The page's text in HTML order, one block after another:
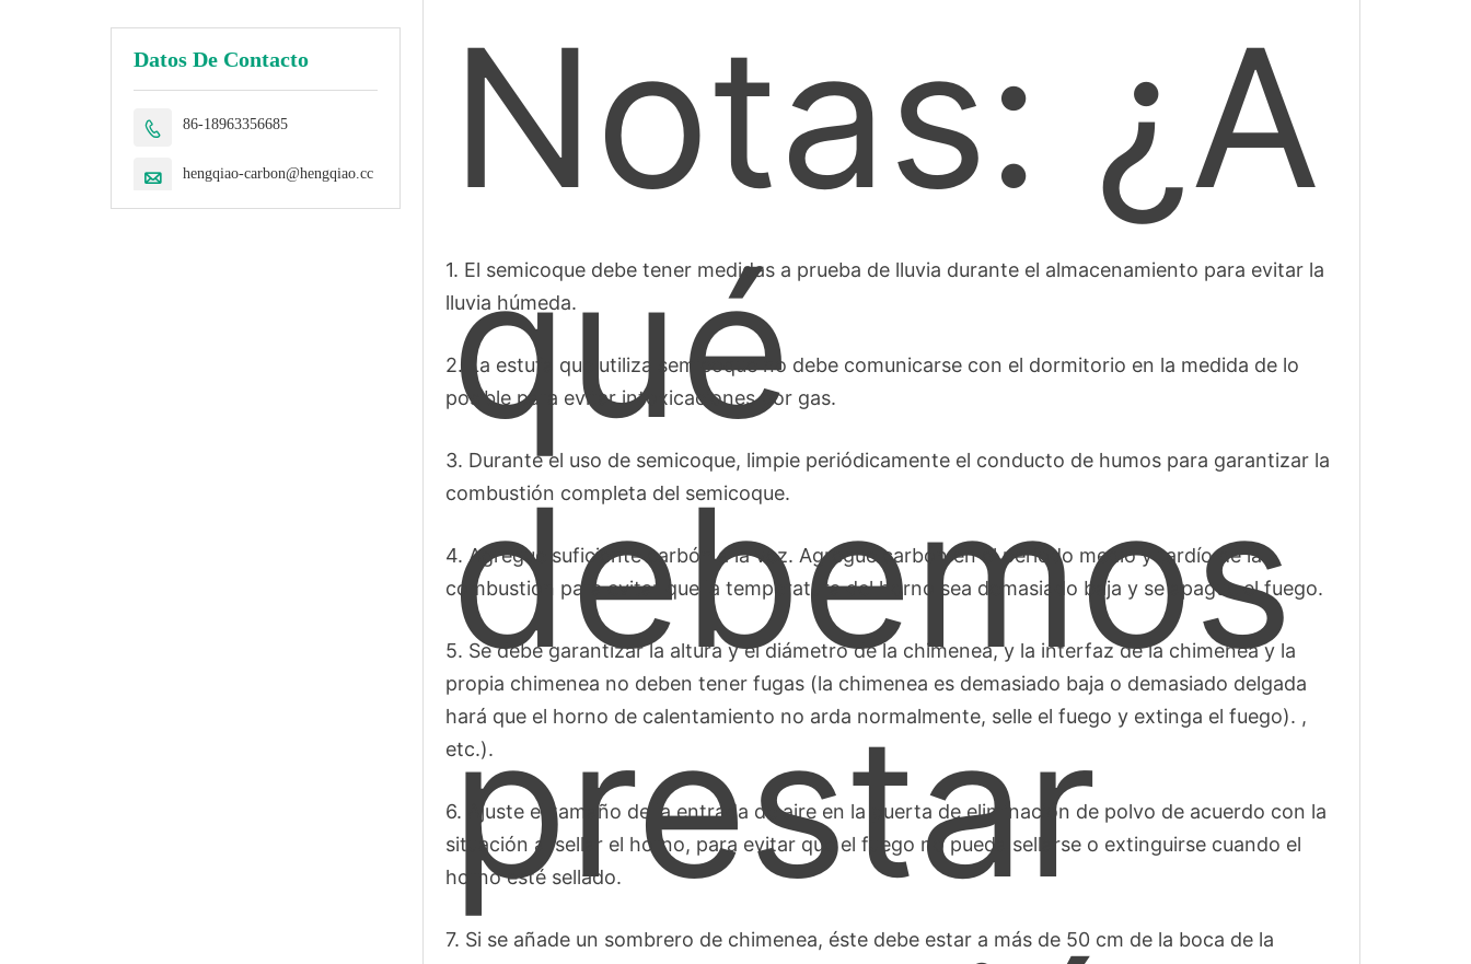
Datos De Contacto
 86-18963356685
 hengqiao-carbon@hengqiao.cc
Notas: ¿A
qué
debemos
prestar
1. El semicoque debe tener medidas a prueba de lluvia durante el almacenamiento para evitar la
lluvia húmeda.
2. La estufa que utiliza semicoque no debe comunicarse con el dormitorio en la medida de lo
posible para evitar intoxicaciones por gas.
3. Durante el uso de semicoque, limpie periódicamente el conducto de humos para garantizar la
combustión completa del semicoque.
4. Agregue suficiente carbón a la vez. Agregue carbón en el período medio y tardío de la
combustión para evitar que la temperatura del horno sea demasiado baja y se apague el fuego.
5. Se debe garantizar la altura y el diámetro de la chimenea, y la interfaz de la chimenea y la
propia chimenea no deben tener fugas (la chimenea es demasiado baja o demasiado delgada
hará que el horno de calentamiento no arda normalmente, selle el fuego y extinga el fuego). ,
etc.).
6. Ajuste el tamaño de la entrada de aire en la puerta de eliminación de polvo de acuerdo con la
situación al sellar el horno, para evitar que el fuego no pueda sellarse o extinguirse cuando el
horno esté sellado.
7. Si se añade un sombrero de chimenea, éste debe estar a más de 50 cm de la boca de la